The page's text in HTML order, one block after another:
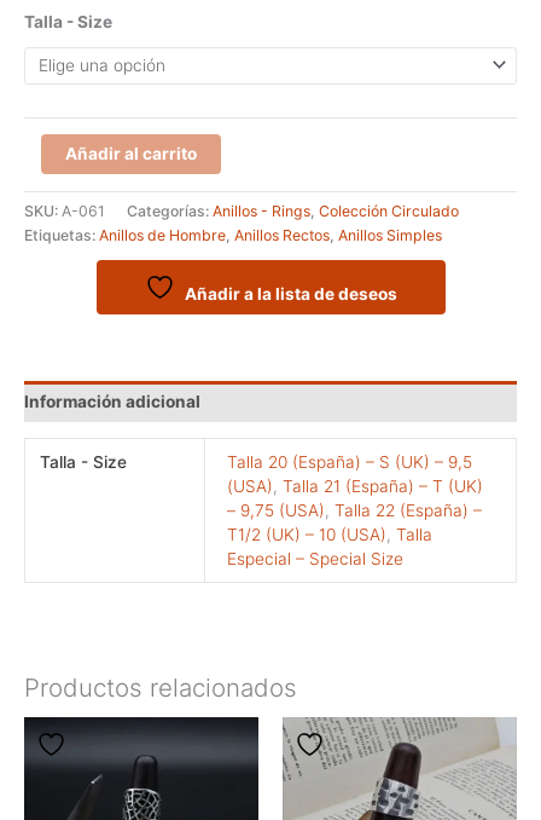
Talla - Size
simple
con
círculos.
Plata
Añadir al carrito
SKU: A-061 Categorías: Anillos - Rings, Colección Circulado
Etiquetas: Anillos de Hombre, Anillos Rectos, Anillos Simples
Añadir a la lista de deseos
Información adicional
Talla - Size
Talla 20 (España) – S (UK) – 9,5
(USA),Talla 21 (España) – T (UK)
– 9,75 (USA),Talla 22 (España) –
T1/2 (UK) – 10 (USA),Talla
Especial – Special Size
Productos relacionados